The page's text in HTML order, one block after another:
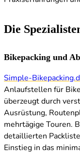
Die
Bikepacking und
Simple-
Anlaufstellen für
überzeugt durch
Ausrüstung,
mehrtägige Touren.
detaillierten
Einstieg in das